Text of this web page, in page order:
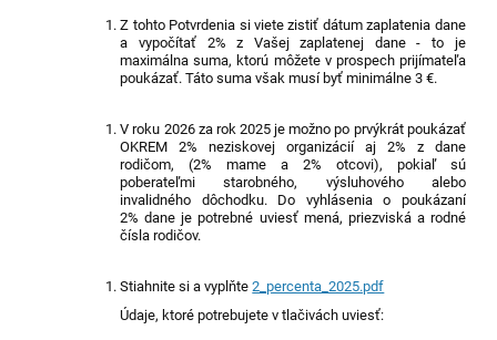
Z tohto Potvrdenia si viete zistiť dátum zaplatenia dane
a vypočítať 2% z Vašej zaplatenej dane - to je
maximálna suma, ktorú môžete v prospech prijímateľa
poukázať. Táto suma však musí byť minimálne 3 €.
V roku 2026 za rok 2025 je možno po prvýkrát poukázať
OKREM 2% neziskovej organizácií aj 2% z dane
rodičom,
(2% mame a 2% otcovi),
pokiaľ sú
poberateľmi starobného, výsluhového alebo
invalidného dôchodku.
Do vyhlásenia o poukázaní
2% dane je potrebné uviesť mená, priezviská a rodné
čísla rodičov.
Stiahnite si a vyplňte 2_percenta_2025.pdf
Údaje, ktoré potrebujete v tlačivách uviesť: